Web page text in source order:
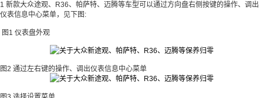
1 新款大众途观、R36、帕萨特、迈腾等车型可以通过方向盘右侧按键的操作、调出
仪表信息中心菜单，见下图:
图1 仪表盘外观
图2 通过左右键的操作、调出仪表信息中心菜单